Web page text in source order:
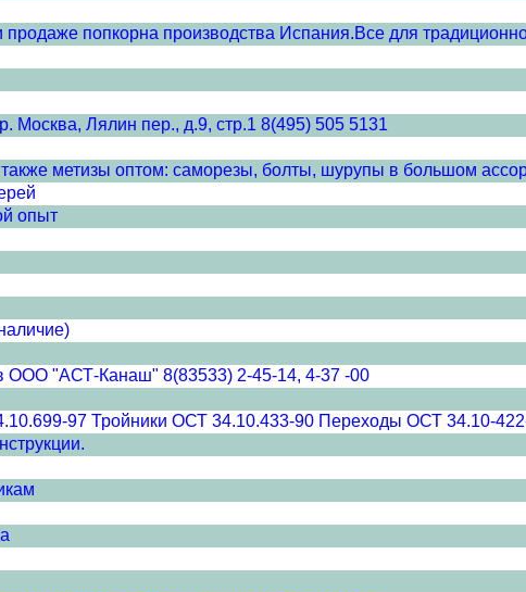
попкорна производства Испания.Все для
Москва, Лялин пер., д.9, стр.1 8(495) 505 5131
метизы оптом: саморезы, болты, шурупы в большом
опыт
ООО "АСТ-Канаш" 8(83533) 2-45-14, 4-37 -00
97 Тройники ОСТ 34.10.433-90 Переходы ОСТ 34.10-